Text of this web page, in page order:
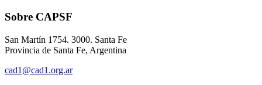
Sobre CAPSF
San Martín 1754. 3000. Santa Fe
Provincia de Santa Fe, Argentina
cad1@cad1.org.ar